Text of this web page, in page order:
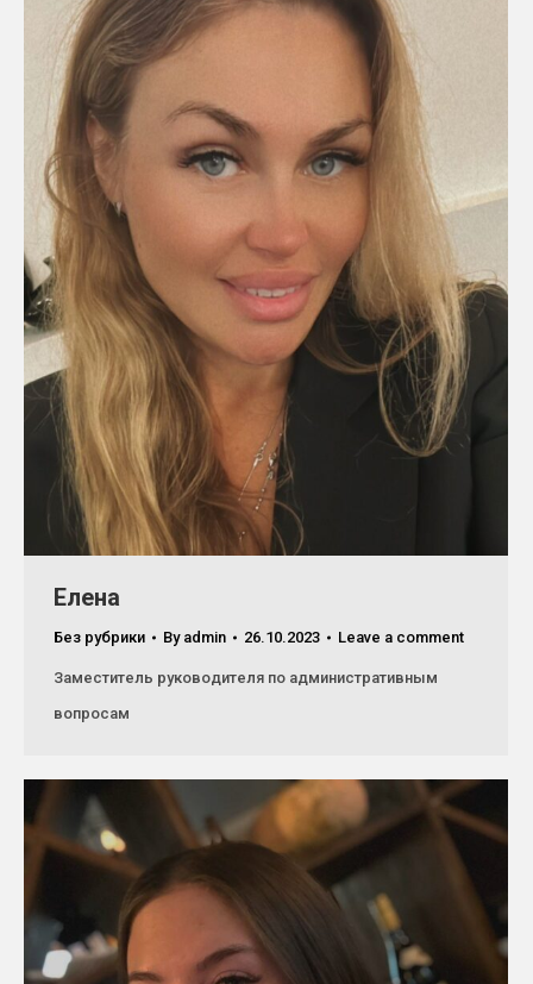
Елена
Без рубрики By admin 26.10.2023 Leave a comment
Заместитель руководителя по административным
вопросам